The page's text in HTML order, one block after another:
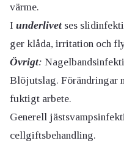
värme.
I underlivetses
ger klåda, irritation och
Övrigt:
Blöjutslag. Förändringar
fuktigt arbete.
Generell
cellgiftsbehandling.